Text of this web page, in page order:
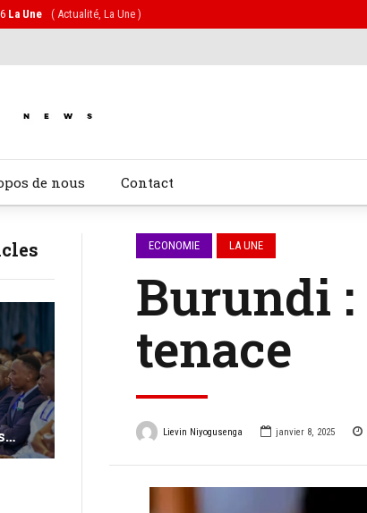
La Une ( Actualité, La Une )
de nous Contact
ECONOMIE LA UNE
Burundi
tenace
Lievin Niyogusenga janvier 8, 2025